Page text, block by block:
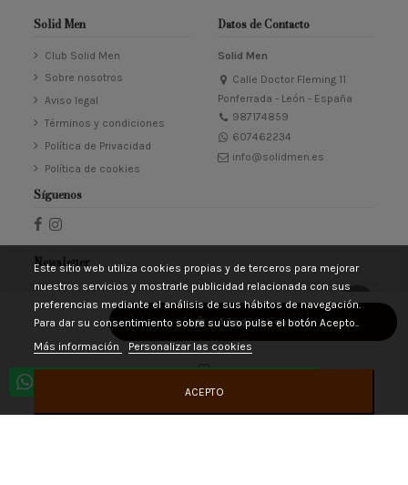
Añadir al carrito
Solid Men
Club Solid Men
Sobre nosotros
Aviso legal
Términos y condiciones
Política de Privacidad
Política de cookies
Datos de Contacto
Solid Men
Calle Doctor Fleming 11
Ponferrada - León - España
987174859
607462234
info@solidmen.es
Este sitio web utiliza cookies propias y de terceros para mejorar
nuestros servicios y mostrarle publicidad relacionada con sus
preferencias mediante el análisis de sus hábitos de navegación.
Para dar su consentimiento sobre su uso pulse el botón Acepto..
Más información
Personalizar las cookies
ACEPTO
Síguenos
Newsletter
Puede darse de baja en cualquier momento. Para ello, consulte nuestra información
de contacto en el aviso legal.
Acepto lascondiciones generalesy lapolítica de privacidad